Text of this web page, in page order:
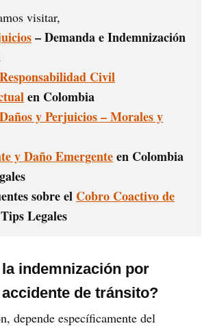
visitar,
– Demanda e Indemnización
Responsabilidad Civil
en Colombia
Daños y Perjuicios – Morales y
y Daño Emergenteen Colombia
sobre el Cobro Coactivo de
Legales
indemnización por
accidente de tránsito?
depende específicamente del